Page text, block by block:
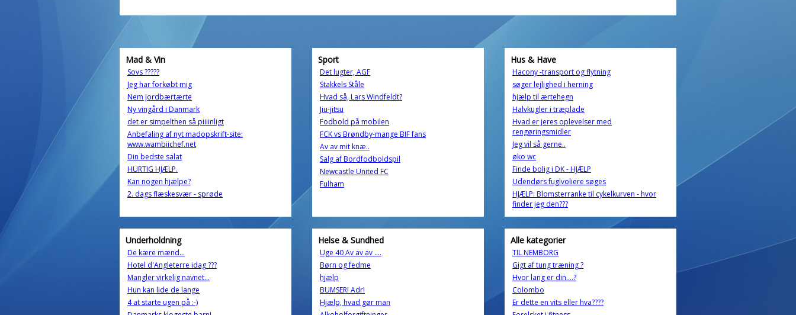
Mad & Vin
Sovs ?????
Jeg har forkøbt mig
Nem jordbærtærte
Ny vingård i Danmark
det er simpelthen så piiiinligt
Anbefaling af nyt madopskrift-site:
www.wambiichef.net
Din bedste salat
HURTIG HJÆLP.
Kan nogen hjælpe?
2. dags flæskesvær - sprøde
Sport
Det lugter, AGF
Stakkels Ståle
Hvad så, Lars Windfeldt?
Jiu-jitsu
Fodbold på mobilen
FCK vs Brøndby-mange BIF fans
Av av mit knæ..
Salg af Bordfodboldspil
Newcastle United FC
Fulham
Hus & Have
Hacony -transport og flytning
søger lejlighed i herning
hjælp til ærtehegn
Halvkugler i træplade
Hvad er jeres oplevelser med
rengøringsmidler
Jeg vil så gerne..
øko wc
Finde bolig i DK - HJÆLP
Udendørs fuglvoliere søges
HJÆLP: Blomsterranke til cykelkurven - hvor
finder jeg den???
Underholdning
De kære mænd...
Hotel d'Angleterre idag ???
Mangler virkelig navnet...
Hun kan lide de lange
4 at starte ugen på :-)
Helse & Sundhed
Uge 40 Av av av ....
Børn og fedme
hjælp
BUMSER! Adr!
Hjælp, hvad gør man
Alle kategorier
TIL NEMBORG
Gigt af tung træning ?
Hvor lang er din....?
Colombo
Er dette en vits eller hva????